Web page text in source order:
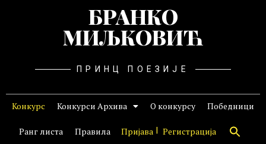
БРАНКО
МИЉКОВИЋ
ПРИНЦ ПОЕЗИЈЕ
Конкурс Конкурси Архива О конкурсу Победници
Ранг листа Правила Пријава Регистрација